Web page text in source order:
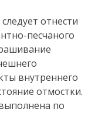
отнести
песчаного
внутреннего
отмостки.
по